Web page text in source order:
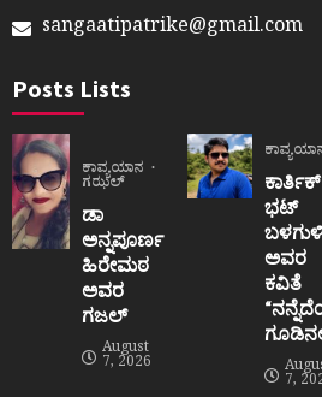
sangaatipatrike@gmail.com
Posts Lists
ಕಾವ್ಯಯಾನ
ಗಝಲ್
ಡಾ
ಅನ್ನಪೂರ್ಣ
ಹಿರೇಮಠ
ಅವರ
ಗಜಲ್
August
7, 2026
ಕಾರ್ತಿಕ್
ಭಟ್
ಬಳಗುಳಿ
ಅವರ
ಕವಿತೆ
7,